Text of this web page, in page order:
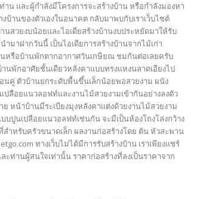
และผู้กำลังมีโครงการจะสร้างบ้าน หรือกำลังมองหา
บ้านของตัวเองในอนาคต กลับมาพบกับเราเว็บไซต์
นสวยงบน้อยและไอเดียสร้างบ้านงบประหยัดมาให้รับ
มาฝากวันนี้ เป็นไอเดียการสร้างบ้านจากไม้เก่า
นหรือบ้านพักตากอากาศวันเกษียณ ชมกันต่อเลยครับ
พักอาศัยชั้นเดียวหลังคาแบบทรงแหงนลาดเอียงไป
นคู่ ตัวบ้านยกระดับพื้นขึ้นเล็กน้อยพอสวยงาม ผนัง
ลือยแนวลอฟท์และงานไม้สวยงามเข้ากันอย่างลงตัว
หน้าบ้านมีระเบียงมุงหลังคาแต่งด้วยงานไม้สวยงาม
บปูนเปลือยแนวอลฟท์เช่นกัน จะมีเป็นห้องโถงโล่งกว้าง
ำหรับครัวขนาดเล็ก ผลงานก่อสร้างโดย ต้น หัวสะพาน
ทางเว็บไม่ได้มีการรับสร้างบ้าน เราเพียงแชร์
ะท่านผู้สนใจเท่านั้น ราคาก่อสร้างที่ลงเป็นราคาจาก